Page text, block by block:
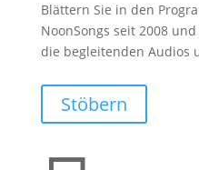
Blättern Sie in den
NoonSongs seit 2008
die begleitenden Audios
Stöbern